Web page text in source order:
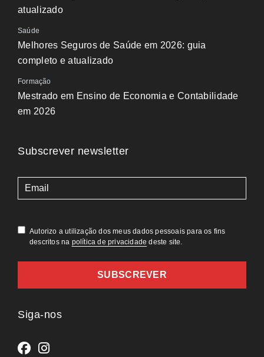
atualizado
Saúde
Melhores Seguros de Saúde em 2026: guia
completo e atualizado
Formação
Mestrado em Ensino de Economia e Contabilidade
em 2026
Subscrever newsletter
(Obrigatório)
Autorizo a utilização dos meus dados pessoais para os fins
descritos na política de privacidade deste site.
Siga-nos